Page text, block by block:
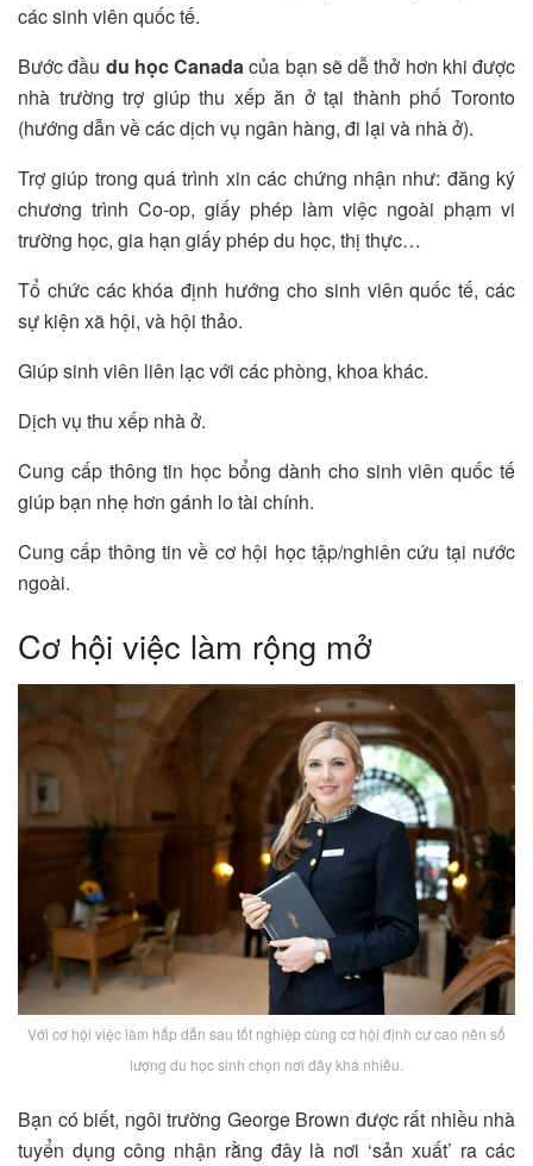
các sinh viên quốc tế.
Bước đầu du học Canada của bạn sẽ dễ thở hơn khi được
nhà trường trợ giúp thu xếp ăn ở tại thành phố Toronto
(hướng dẫn về các dịch vụ ngân hàng, đi lại và nhà ở).
Trợ giúp trong quá trình xin các chứng nhận như: đăng ký
chương trình Co-op, giấy phép làm việc ngoài phạm vi
trường học, gia hạn giấy phép du học, thị thực…
Tổ chức các khóa định hướng cho sinh viên quốc tế, các
sự kiện xã hội, và hội thảo.
Giúp sinh viên liên lạc với các phòng, khoa khác.
Dịch vụ thu xếp nhà ở.
Cung cấp thông tin học bổng dành cho sinh viên quốc tế
giúp bạn nhẹ hơn gánh lo tài chính.
Cung cấp thông tin về cơ hội học tập/nghiên cứu tại nước
ngoài.
Cơ hội việc làm rộng mở
Với cơ hội việc làm hấp dẫn sau tốt nghiệp cùng cơ hội định cư cao nên số
lượng du học sinh chọn nơi đây khá nhiều.
Bạn có biết, ngôi trường George Brown được rất nhiều nhà
tuyển dụng công nhận rằng đây là nơi ‘sản xuất’ ra các